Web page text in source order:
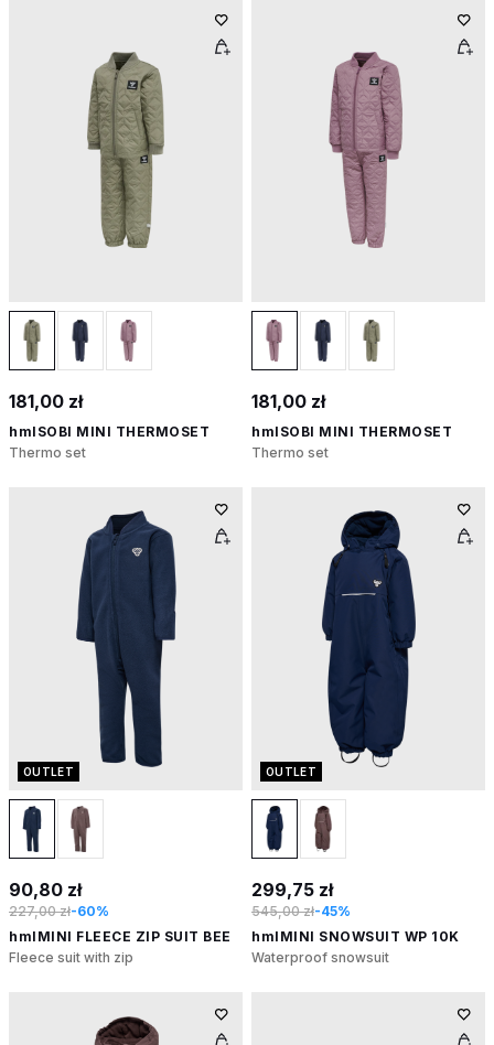
181,00 zł
hmlSOBI MINI THERMOSET
Thermo set
181,00 zł
hmlSOBI MINI THERMOSET
Thermo set
OUTLET
90,80 zł
227,00 zł-60%
hmlMINI FLEECE ZIP SUIT BEE
Fleece suit with zip
OUTLET
299,75 zł
545,00 zł-45%
hmlMINI SNOWSUIT WP 10K
Waterproof snowsuit